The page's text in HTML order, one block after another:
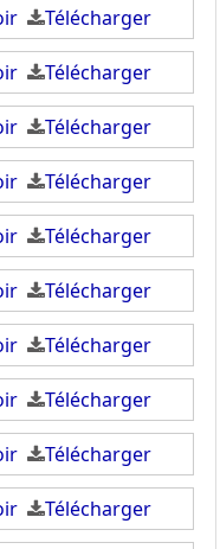
Télécharger
Télécharger
Télécharger
Télécharger
Télécharger
Télécharger
Télécharger
Télécharger
Télécharger
Télécharger